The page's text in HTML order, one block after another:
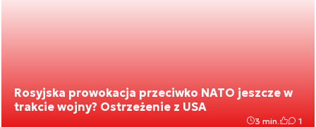
Rosyjska prowokacja przeciwko NATO jeszcze w
trakcie wojny? Ostrzeżenie z USA
3 min. 1